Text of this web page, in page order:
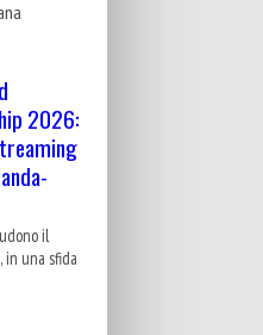
2026:
il
in una sfida